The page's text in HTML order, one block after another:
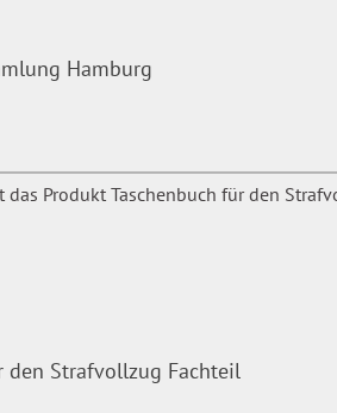
Hamburg
den Strafvollzug Fachteil